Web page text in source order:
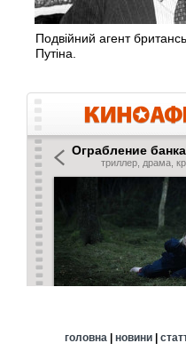
Подвійний агент
Путіна.
головна | новини|